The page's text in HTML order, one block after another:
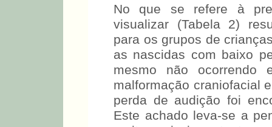
No que se refere à
visualizar (Tabela 2)
para os grupos de
as nascidas com baixo
mesmo não ocorrendo
malformação craniofacial
perda de audição foi
Este achado leva-se a